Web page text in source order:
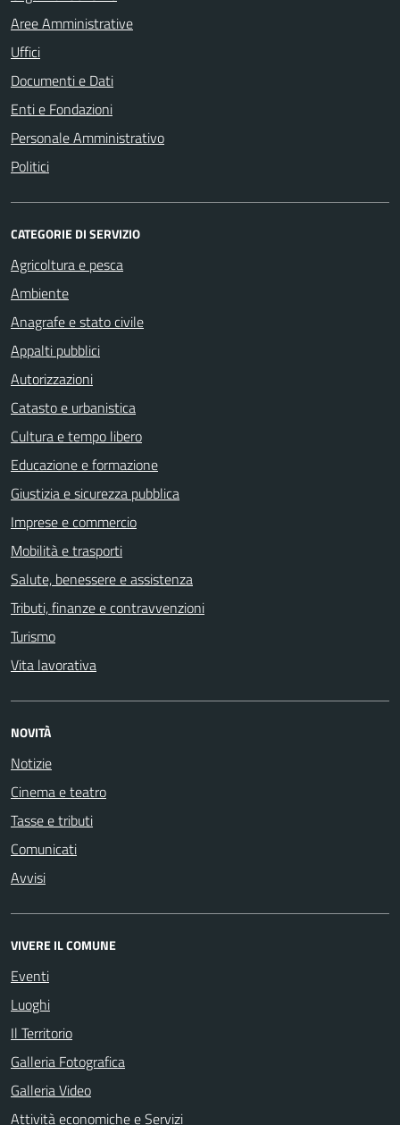
Aree Amministrative
Uffici
Documenti e Dati
Enti e Fondazioni
Personale Amministrativo
Politici
CATEGORIE DI SERVIZIO
Agricoltura e pesca
Ambiente
Anagrafe e stato civile
Appalti pubblici
Autorizzazioni
Catasto e urbanistica
Cultura e tempo libero
Educazione e formazione
Giustizia e sicurezza pubblica
Imprese e commercio
Mobilità e trasporti
Salute, benessere e assistenza
Tributi, finanze e contravvenzioni
Turismo
Vita lavorativa
NOVITÀ
Notizie
Cinema e teatro
Tasse e tributi
Comunicati
Avvisi
VIVERE IL COMUNE
Eventi
Luoghi
Il Territorio
Galleria Fotografica
Galleria Video
Attività economiche e Servizi